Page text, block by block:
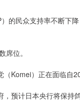
的民众支持率不断下
位。
）正在面临自
预计日本央行将保持